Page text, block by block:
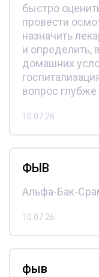
быстро
провести
назначить
и определить,
домашних
вопрос
10.07.26
ФЫВ
Альфа-Бак-
10.07.26
фыв